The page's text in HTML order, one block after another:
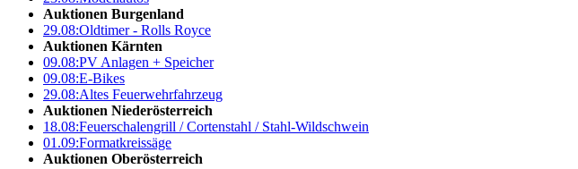
Auktionen Burgenland
29.08:Oldtimer - Rolls Royce
Auktionen Kärnten
09.08:PV Anlagen + Speicher
09.08:E-Bikes
29.08:Altes Feuerwehrfahrzeug
Auktionen Niederösterreich
18.08:Feuerschalengrill / Cortenstahl / Stahl-Wildschwein
01.09:Formatkreissäge
Auktionen Oberösterreich